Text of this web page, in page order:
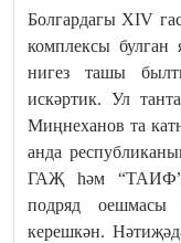
Болгардагы XIV
комплексы булган
нигез ташы
искәртик. Ул
Миңнеханов та
анда
ГАҖ һәм “ТАИФ”
подряд оешмасы
керешкән.